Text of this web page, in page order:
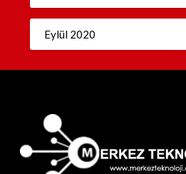
Eylül 2020